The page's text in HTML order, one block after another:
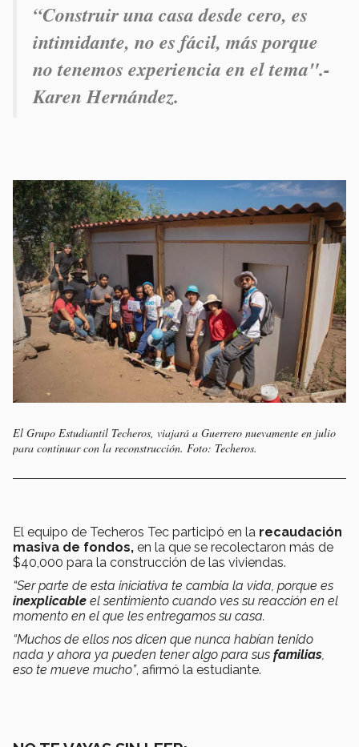
“Construir una casa desde cero, es
intimidante, no es fácil, más porque
no tenemos experiencia en el tema".-
Karen Hernández.
El Grupo Estudiantil Techeros, viajará a Guerrero nuevamente en julio
para continuar con la reconstrucción. Foto: Techeros.
El equipo de Techeros Tec participó en la recaudación
masiva de fondos, en la que se recolectaron más de
$40,000 para la construcción de las viviendas.
“Ser parte de esta iniciativa te cambia la vida, porque es
inexplicable el sentimiento cuando ves su reacción en el
momento en el que les entregamos su casa.
“Muchos de ellos nos dicen que nunca habían tenido
nada y ahora ya pueden tener algo para sus familias
eso te mueve mucho”, afirmó la estudiante.